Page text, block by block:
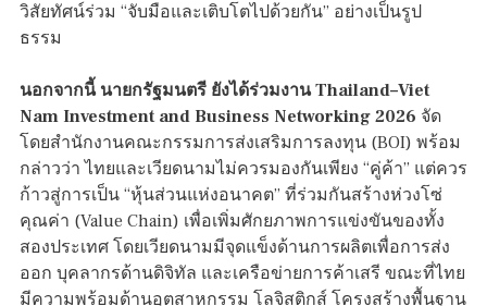
วิสัยทัศน์ร่วม “จับมือและเติบโตไปด้วยกัน” อย่างเป็นรูป
ธรรม
นอกจากนี้ นายกรัฐมนตรี ยังได้ร่วมงาน Thailand–Viet
Nam Investment and Business Networking 2026 จัด
โดยสำนักงานคณะกรรมการส่งเสริมการลงทุน (BOI) พร้อม
กล่าวว่า ไทยและเวียดนามไม่ควรมองกันเพียง “คู่ค้า” แต่ควร
ก้าวสู่การเป็น “หุ้นส่วนแห่งอนาคต” ที่ร่วมกันสร้างห่วงโซ่
คุณค่า (Value Chain) เพื่อเพิ่มศักยภาพการแข่งขันของทั้ง
สองประเทศ โดยเวียดนามมีจุดแข็งด้านการผลิตเพื่อการส่ง
ออก บุคลากรด้านดิจิทัล และเครือข่ายการค้าเสรี ขณะที่ไทย
มีความพร้อมด้านอุตสาหกรรม โลจิสติกส์ โครงสร้างพื้นฐาน